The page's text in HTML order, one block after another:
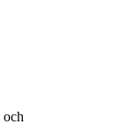
och